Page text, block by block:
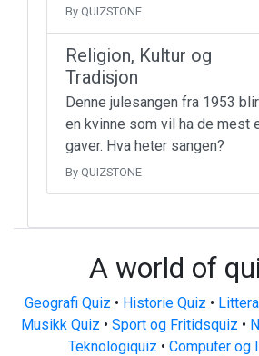
By QUIZSTONE
Religion, Kultur og
Tradisjon
Denne julesangen fra 1953
en kvinne som vil ha de mest
gaver. Hva heter sangen?
By QUIZSTONE
A world of
Geografi Quiz • Historie Quiz •
Musikk Quiz • Sport og Fritidsquiz •
Teknologiquiz • Computer og